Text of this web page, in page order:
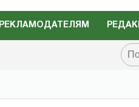
РЕКЛАМОДАТЕЛЯМ